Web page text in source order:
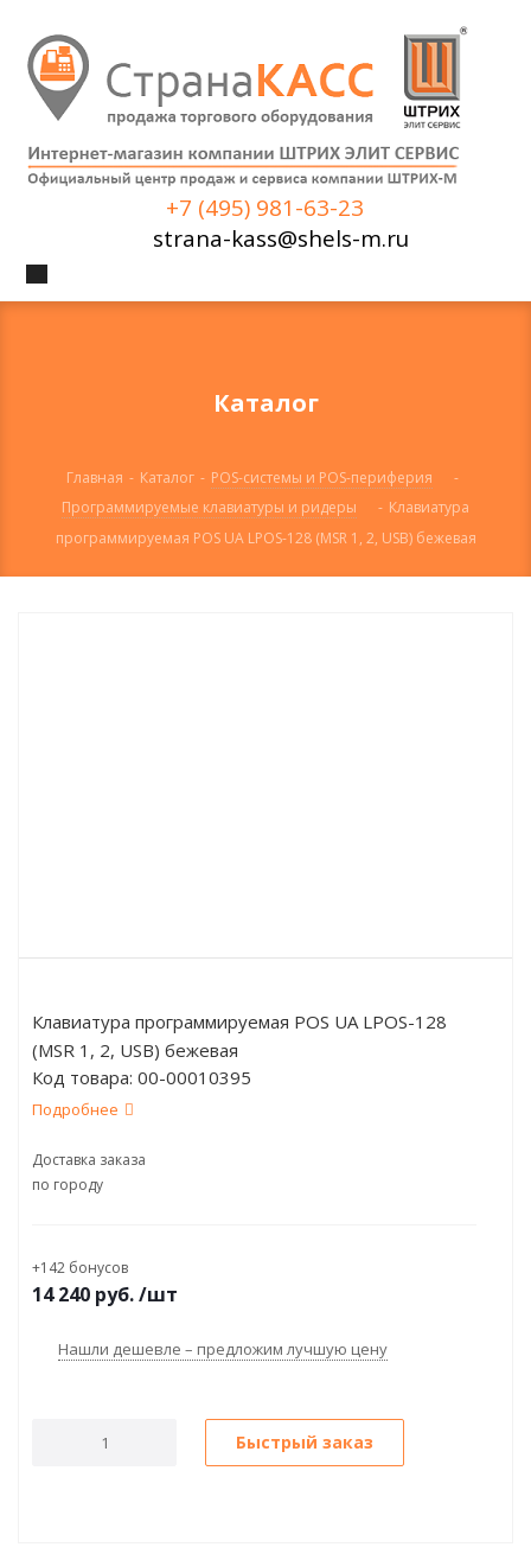
+7 (495) 981-63-23
strana-kass@shels-m.ru
Каталог
Главная - Каталог - POS-системы и POS-периферия
-
Программируемые клавиатуры и ридеры
- Клавиатура
программируемая POS UA LPOS-128 (MSR 1, 2, USB) бежевая
Клавиатура программируемая POS UA LPOS-128
(MSR 1, 2, USB) бежевая
Код товара: 00-00010395
Подробнее
Доставка заказа
по городу
+142 бонусов
14 240 руб./шт
Нашли дешевле – предложим лучшую цену
Быстрый заказ